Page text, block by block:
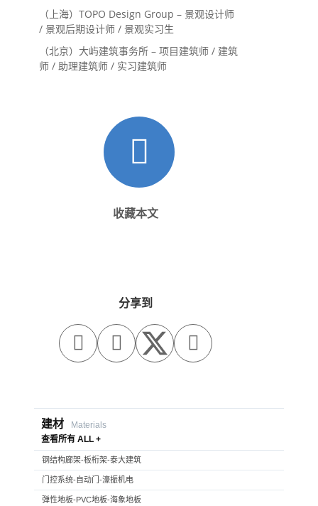
（上海）TOPO Design Group – 景观设计师
/ 景观后期设计师 / 景观实习生
（北京）大屿建筑事务所 – 项目建筑师 / 建筑
师 / 助理建筑师 / 实习建筑师
收藏本文
分享到
  
建材
Materials
查看所有 ALL +
钢结构廊架-板桁架-泰大建筑
门控系统-自动门-濠振机电
弹性地板-PVC地板-海象地板